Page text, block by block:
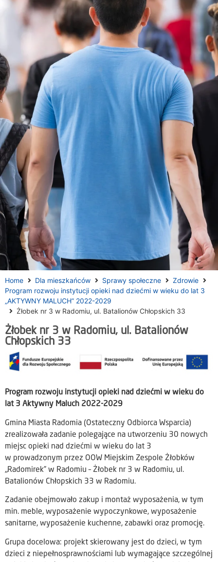
Home Dla mieszkańców Sprawy społeczne
Zdrowie
Program rozwoju instytucji opieki nad dziećmi w wieku do lat 3
„AKTYWNY MALUCH” 2022-2029
Żłobek nr 3 w Radomiu, ul. Batalionów Chłopskich 33
Żłobek nr 3 w Radomiu, ul. Batalionów
Chłopskich 33
Program rozwoju instytucji opieki nad dziećmi w wieku do
lat 3 Aktywny Maluch 2022-2029
Gmina Miasta Radomia (Ostateczny Odbiorca Wsparcia)
zrealizowała zadanie polegające na utworzeniu 30 nowych
miejsc opieki nad dziećmi w wieku do lat 3
w prowadzonym przez OOW Miejskim Zespole Żłobków
„Radomirek” w Radomiu – Żłobek nr 3 w Radomiu, ul.
Batalionów Chłopskich 33 w Radomiu.
Zadanie obejmowało zakup i montaż wyposażenia, w tym
min. meble, wyposażenie wypoczynkowe, wyposażenie
sanitarne, wyposażenie kuchenne, zabawki oraz promocję.
Grupa docelowa: projekt skierowany jest do dzieci, w tym
dzieci z niepełnosprawnościami lub wymagające szczególnej